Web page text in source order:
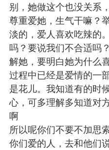
Русский ไทย
Indonesia
Türkçe
Português
别，她做这个也没关系
尊重爱她，生气干嘛？
淡的，爱人喜欢吃辣的
吗？要说我们不合适吗
解她，要明白她为什么
过程中已经是爱情的一
是花儿。我知道有的时
心，可多理解多知道对
啊
所以呢你们不要不加思
你们爱的人，去和他们